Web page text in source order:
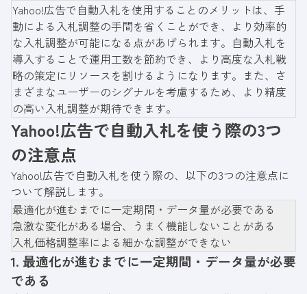
Yahoo!広告で自動入札を使用することのメリットは、手
動による入札調整の手間を省くことができ、より効率的
な入札調整が可能になる点があげられます。自動入札を
導入することで運用工数を節約でき、より高度な入札戦
略の策定にリソースを割けるようになります。また、さ
まざまなユーザーのシグナルを考慮するため、より精度
の高い入札調整が期待できます。
Yahoo!広告で自動入札を使う際の3つ
の注意点
Yahoo!広告で自動入札を使う際の、以下の3つの注意点に
ついて解説します。
最適化が進むまでに一定期間・データ量が必要である
急激な変化がある場合、うまく機能しないことがある
入札価格調整率による細かな調整ができない
1. 最適化が進むまでに一定期間・データ量が必要
である